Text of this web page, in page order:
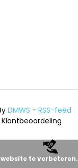
DMWS -RSS-feed
te verbeteren.